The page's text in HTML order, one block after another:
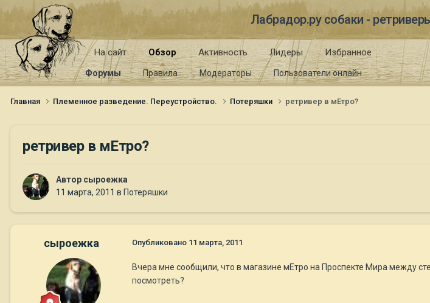
Лабрадор.ру собаки -
На сайт Обзор
Форумы Правила Модераторы Пользователи онлайн
Активность Лидеры Избранное
Главная Племенное разведение. Переустройство. Потеряшки ретривер в мЕтро?
ретривер в мЕтро?
Автор сыроежка
11 марта, 2011 в Потеряшки
сыроежка Опубликовано 11 марта, 2011
Вчера мне сообщили, что в магазине мЕтро на Проспекте Мира между
посмотреть?